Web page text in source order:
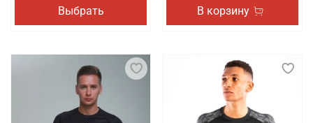
Выбрать В корзину